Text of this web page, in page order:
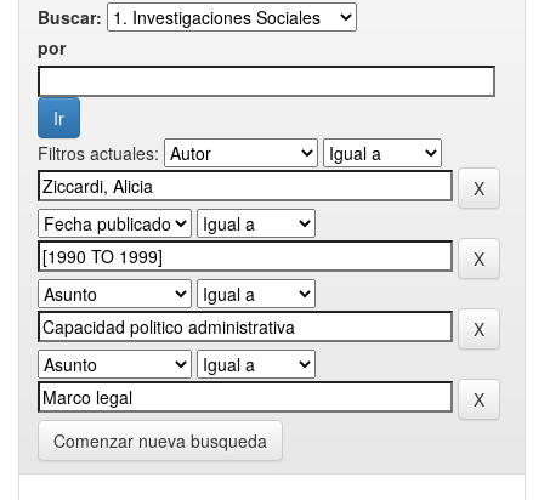
Buscar:
por
Filtros actuales:
Comenzar nueva busqueda